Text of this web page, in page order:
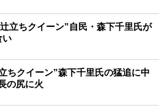
立ちクイーン”自民・森下千里氏が
い
ちクイーン”森下千里氏の猛追に中
の尻に火